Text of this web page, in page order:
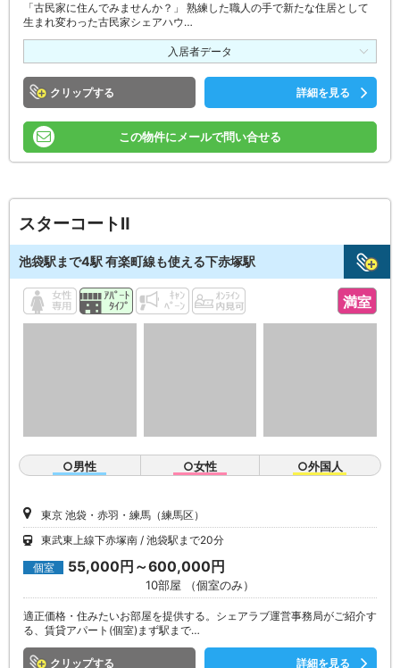
「古民家に住んでみませんか？」 熟練した職人の手で新たな住居として
生まれ変わった古民家シェアハウ…
入居者データ
クリップ 詳細を見る
この物件にメールで問い合せる
スターコートⅡ
池袋駅まで4駅 有楽町線も使える下赤塚駅
満室
○男性 ○女性 ○外国人
東京 池袋・赤羽・練馬（練馬区）
東武東上線下赤塚南
池袋駅まで20分
個室 55,000円～600,000円
10部屋 （個室のみ）
適正価格・住みたいお部屋を提供する。シェアラブ運営事務局がご紹介す
る、賃貸アパート(個室)まず駅まで…
クリップ 詳細を見る